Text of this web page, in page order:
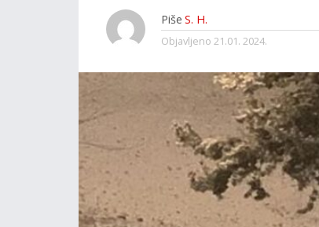
Piše S. H.
Objavljeno 21.01. 2024.